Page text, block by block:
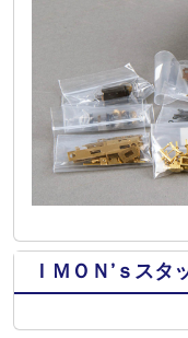
ＩＭＯＮ’ｓスタ